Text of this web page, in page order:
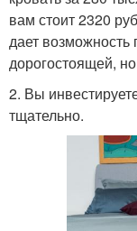
вам стоит 2320
дает
дорогостоящей,
2. Вы
тщательно.